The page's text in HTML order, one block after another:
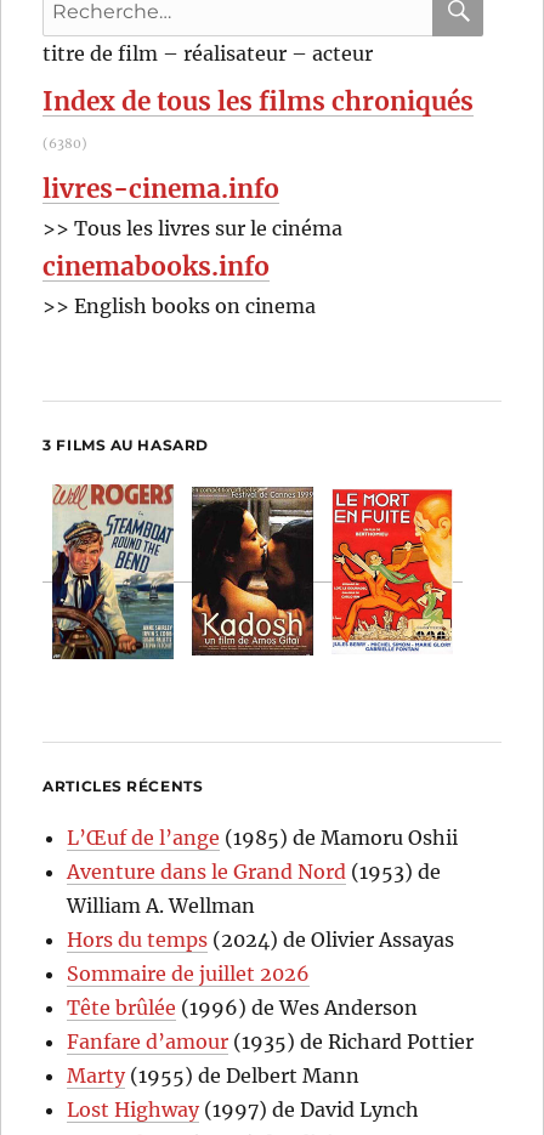
pour
:
titre de film – réalisateur – acteur
Index de tous les films chroniqués
(6380)
livres-cinema.info
>> Tous les livres sur le cinéma
cinemabooks.info
>> English books on cinema
3 FILMS AU HASARD
ARTICLES RÉCENTS
L’Œuf de l’ange (1985) de Mamoru Oshii
Aventure dans le Grand Nord (1953) de
William A. Wellman
Hors du temps (2024) de Olivier Assayas
Sommaire de juillet 2026
Tête brûlée (1996) de Wes Anderson
Fanfare d’amour (1935) de Richard Pottier
Marty(1955) de Delbert Mann
Lost Highway(1997) de David Lynch